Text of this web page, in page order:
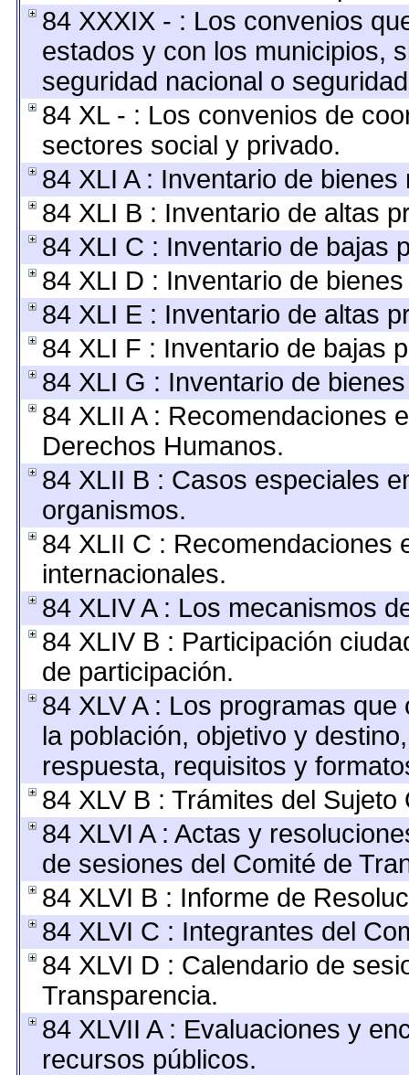
84 XXXIX - : Los convenios
estados y con los municipios,
seguridad nacional o
84 XL - : Los convenios de
sectores social y privado.
84 XLI A : Inventario de bienes
84 XLI B : Inventario de altas
84 XLI C : Inventario de bajas
84 XLI D : Inventario de
84 XLI E : Inventario de altas
84 XLI F : Inventario de bajas
84 XLI G : Inventario de
84 XLII A : Recomendaciones
Derechos Humanos.
84 XLII B : Casos especiales
organismos.
84 XLII C : Recomendaciones
internacionales.
84 XLIV A : Los mecanismos
84 XLIV B : Participación
de participación.
84 XLV A : Los programas
la población, objetivo y
respuesta, requisitos y
84 XLV B : Trámites del Sujeto
84 XLVI A : Actas y
de sesiones del Comité de
84 XLVI B : Informe de
84 XLVI C : Integrantes del
84 XLVI D : Calendario de
Transparencia.
84 XLVII A : Evaluaciones y
recursos públicos.